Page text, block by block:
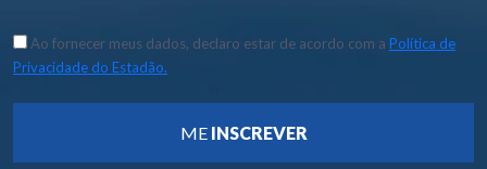
Ao fornecer meus dados, declaro estar de acordo com a Política de
Privacidade do Estadão.
ME INSCREVER